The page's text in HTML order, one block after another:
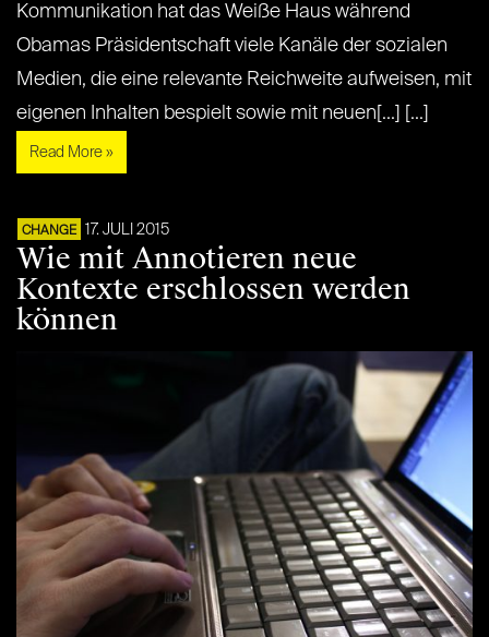
Kommunikation hat das Weiße Haus während
Obamas Präsidentschaft viele Kanäle der sozialen
Medien, die eine relevante Reichweite aufweisen, mit
eigenen Inhalten bespielt sowie mit neuen[...] [...]
Read More »
CHANGE 17. JULI 2015
Wie mit Annotieren neue
Kontexte erschlossen werden
können